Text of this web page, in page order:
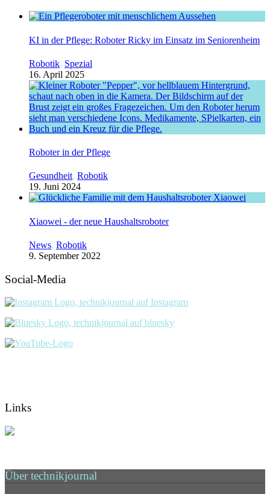
KI in der Pflege: Roboter Ricky im Einsatz im Seniorenheim
Robotik, Spezial
16. April 2025
Roboter in der Pflege
Gesundheit, Robotik
19. Juni 2024
Xiaowei - der neue Haushaltsroboter
News, Robotik
9. September 2022
Social-Media
Links
Über technikjournal